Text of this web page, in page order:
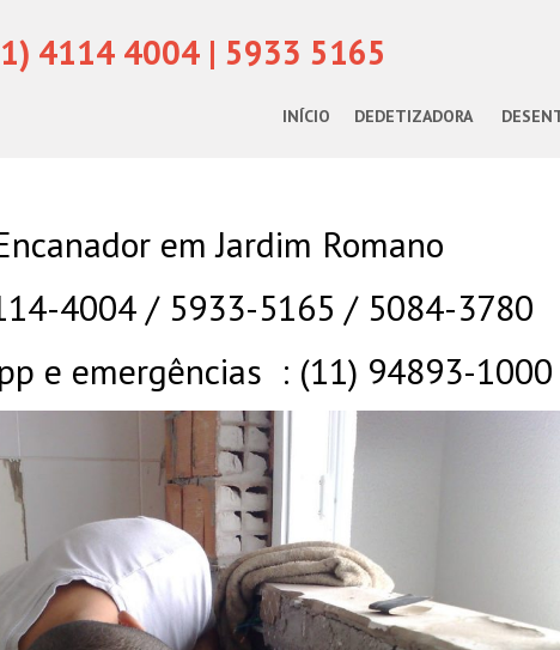
4114 4004 | 5933 5165
INÍCIO DEDETIZADORA
em Jardim Romano
4004 / 5933-5165 / 5084-3780
e emergências : (11) 94893-1000